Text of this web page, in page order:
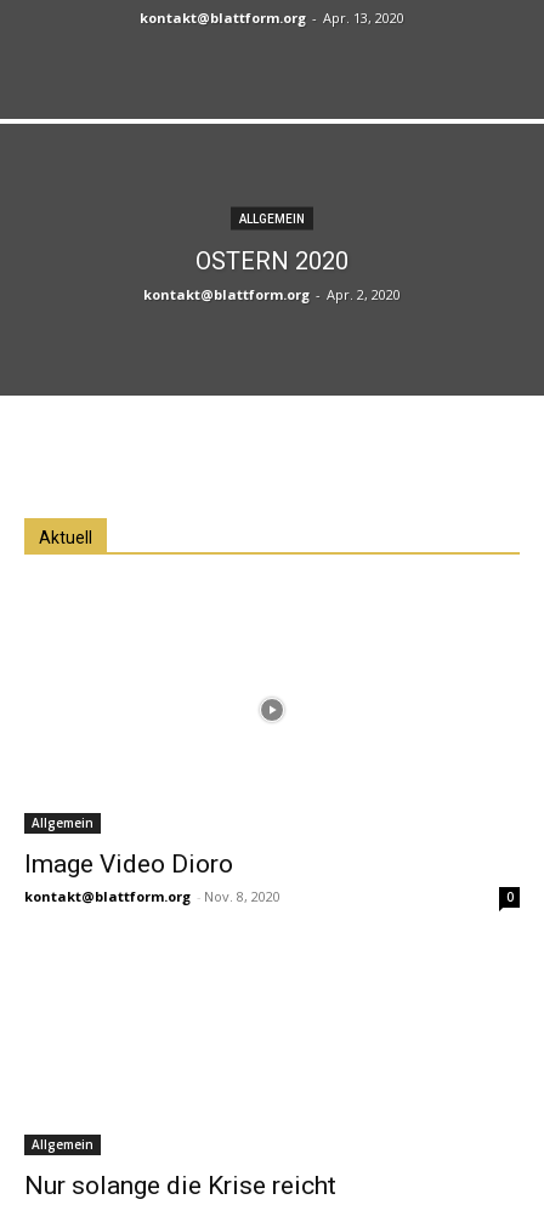
kontakt@blattform.org - Apr. 13, 2020
ALLGEMEIN
OSTERN 2020
kontakt@blattform.org - Apr. 2, 2020
Aktuell
Allgemein
Image Video Dioro
kontakt@blattform.org - Nov. 8, 2020 0
Allgemein
Nur solange die Krise reicht